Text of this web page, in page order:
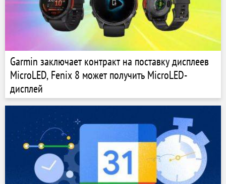
Garmin заключает контракт на поставку дисплеев
MicroLED, Fenix 8 может получить MicroLED-
дисплей